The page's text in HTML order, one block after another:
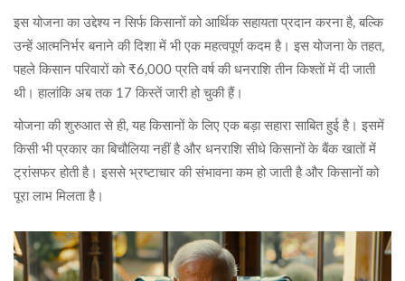
इस योजना का उद्देश्य न सिर्फ किसानों को आर्थिक सहायता प्रदान करना है, बल्कि
उन्हें आत्मनिर्भर बनाने की दिशा में भी एक महत्वपूर्ण कदम है। इस योजना के तहत,
पहले किसान परिवारों को ₹6,000 प्रति वर्ष की धनराशि तीन किश्तों में दी जाती
थी। हालांकि अब तक 17 किस्तें जारी हो चुकी हैं।
योजना की शुरुआत से ही, यह किसानों के लिए एक बड़ा सहारा साबित हुई है। इसमें
किसी भी प्रकार का बिचौलिया नहीं है और धनराशि सीधे किसानों के बैंक खातों में
ट्रांसफर होती है। इससे भ्रष्टाचार की संभावना कम हो जाती है और किसानों को
पूरा लाभ मिलता है।